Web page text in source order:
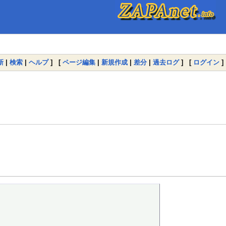
| 検索 | ヘルプ] [ ページ編集 | 新規作成 | 差分 | 過去ログ] [ ログイン ]